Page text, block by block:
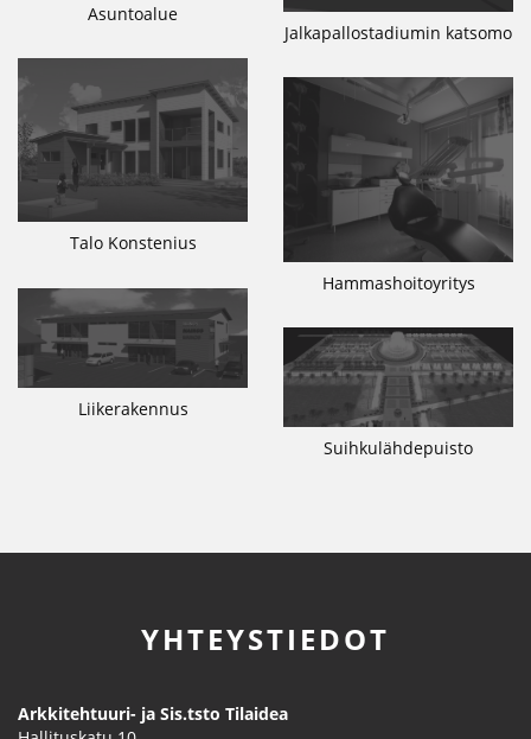
Asuntoalue
Jalkapallostadiumin katsomo
Talo Konstenius
Hammashoitoyritys
Liikerakennus
Suihkulähdepuisto
YHTEYSTIEDOT
Arkkitehtuuri- ja Sis.tsto Tilaidea